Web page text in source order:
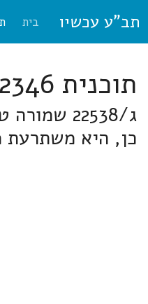
תב"ע עכשיו בית
תוכנית 219-0252346 קצרין
ג/22538
כן, היא משתרעת